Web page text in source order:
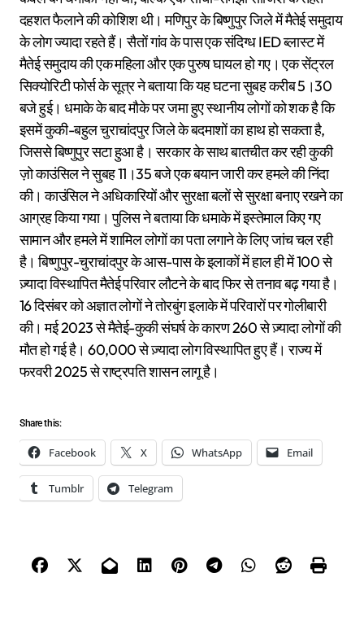
दहशत फैलाने की कोशिश थी। मणिपुर के बिष्णुपुर जिले में मैतेई समुदाय
के लोग ज्यादा रहते हैं। सैतों गांव के पास एक संदिग्ध IED ब्लास्ट में
मैतेई समुदाय की एक महिला और एक पुरुष घायल हो गए। एक सेंट्रल
सिक्योरिटी फोर्स के सूत्र ने बताया कि यह घटना सुबह करीब 5।30
बजे हुई। धमाके के बाद मौके पर जमा हुए स्थानीय लोगों को शक है कि
इसमें कुकी-बहुल चुराचांदपुर जिले के बदमाशों का हाथ हो सकता है,
जिससे बिष्णुपुर सटा हुआ है। सरकार के साथ बातचीत कर रही कुकी
ज़ो काउंसिल ने सुबह 11।35 बजे एक बयान जारी कर हमले की निंदा
की। काउंसिल ने अधिकारियों और सुरक्षा बलों से सुरक्षा बनाए रखने का
आग्रह किया गया। पुलिस ने बताया कि धमाके में इस्तेमाल किए गए
सामान और हमले में शामिल लोगों का पता लगाने के लिए जांच चल रही
है। बिष्णुपुर-चुराचांदपुर के आस-पास के इलाकों में हाल ही में 100 से
ज़्यादा विस्थापित मैतेई परिवार लौटने के बाद फिर से तनाव बढ़ गया है।
16 दिसंबर को अज्ञात लोगों ने तोरबुंग इलाके में परिवारों पर गोलीबारी
की। मई 2023 से मैतेई-कुकी संघर्ष के कारण 260 से ज़्यादा लोगों की
मौत हो गई है। 60,000 से ज़्यादा लोग विस्थापित हुए हैं। राज्य में
फरवरी 2025 से राष्ट्रपति शासन लागू है।
Share this:
Facebook X WhatsApp Email
Tumblr Telegram